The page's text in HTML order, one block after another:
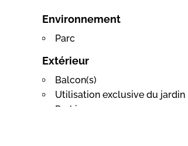
Environnement
Parc
Extérieur
Balcon(s)
Utilisation exclusive du jardin
Parking